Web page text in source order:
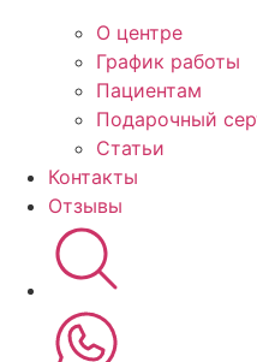
О центре
График работы
Пациентам
Подарочный
Статьи
Контакты
Отзывы